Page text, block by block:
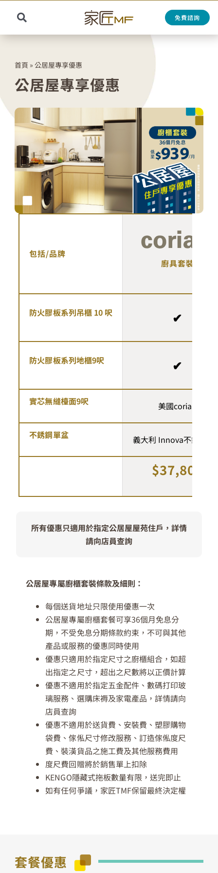
content
Toggle
Navigation
Search
免費諮詢
首頁 »公居屋專享優惠
公居屋專享優惠
包括/品牌
廚具套裝
防火膠板系列吊櫃10 呎 ✔
防火膠板系列地櫃9呎 ✔
實芯無縫檯面9呎 美國corian
不銹鋼單盆 義大利 Innova不銹鋼單
$37,800
所有優惠只適用於指定公居屋屋苑住戶，詳情
請向店員查詢
公居屋專屬廚櫃套裝條款及細則：
每個送貨地址只限使用優惠一次
公居屋專屬廚櫃套餐可享36個月免息分
期，不受免息分期條款約束，不可與其他
產品或服務的優惠同時使用
優惠只適用於指定尺寸之廚櫃組合，如超
出指定之尺寸，超出之尺數將以正價計算
優惠不適用於指定五金配件、數碼打印玻
璃服務、選購床褥及家電產品，詳情請向
店員查詢
優惠不適用於送貨費、安裝費、塑膠購物
袋費、傢俬尺寸修改服務、訂造傢俬度尺
費、裝潢貨品之施工費及其他服務費用
度尺費回贈將於銷售單上扣除
KENGO隱藏式拖板數量有限，送完即止
如有任何爭議，家匠TMF保留最終決定權
套餐優惠